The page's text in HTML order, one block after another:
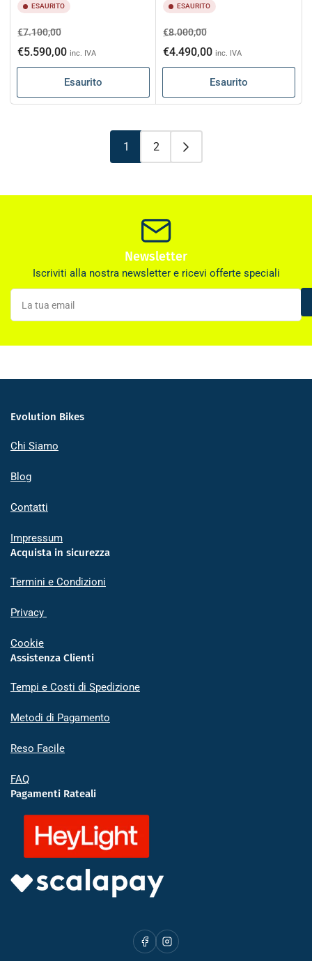
ESAURITO
Prezzo
di
listino
€7.100,00Prezzo
scontato
€5.590,00 inc. IVA
Esaurito
ESAURITO
Prezzo
di
listino
€8.000,00Prezzo
scontato
€4.490,00 inc. IVA
Esaurito
1 2
Newsletter
Iscriviti alla nostra newsletter e ricevi offerte speciali
La
tua
email
Evolution Bikes
Chi Siamo
Blog
Contatti
Impressum
Acquista in sicurezza
Termini e Condizioni
Privacy
Cookie
Assistenza Clienti
Tempi e Costi di Spedizione
Metodi di Pagamento
Reso Facile
FAQ
Pagamenti Rateali
FacebookInstagram